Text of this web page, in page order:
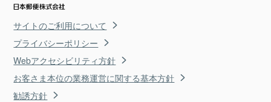
サイトのご利用について
プライバシーポリシー
Webアクセシビリティ方針
お客さま本位の業務運営に関する基本方針
勧誘方針